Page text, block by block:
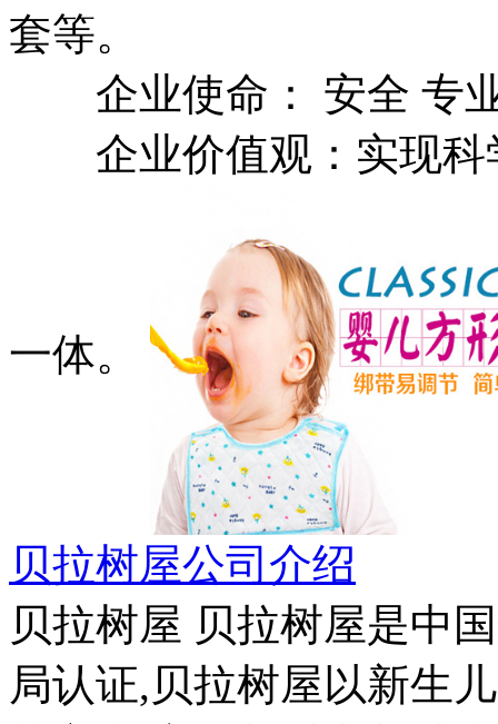
套等。
企业使命： 安全 专
企业价值观：实现科
一体。
贝拉树屋公司介绍
贝拉树屋 贝拉树屋是中
局认证,贝拉树屋以新生